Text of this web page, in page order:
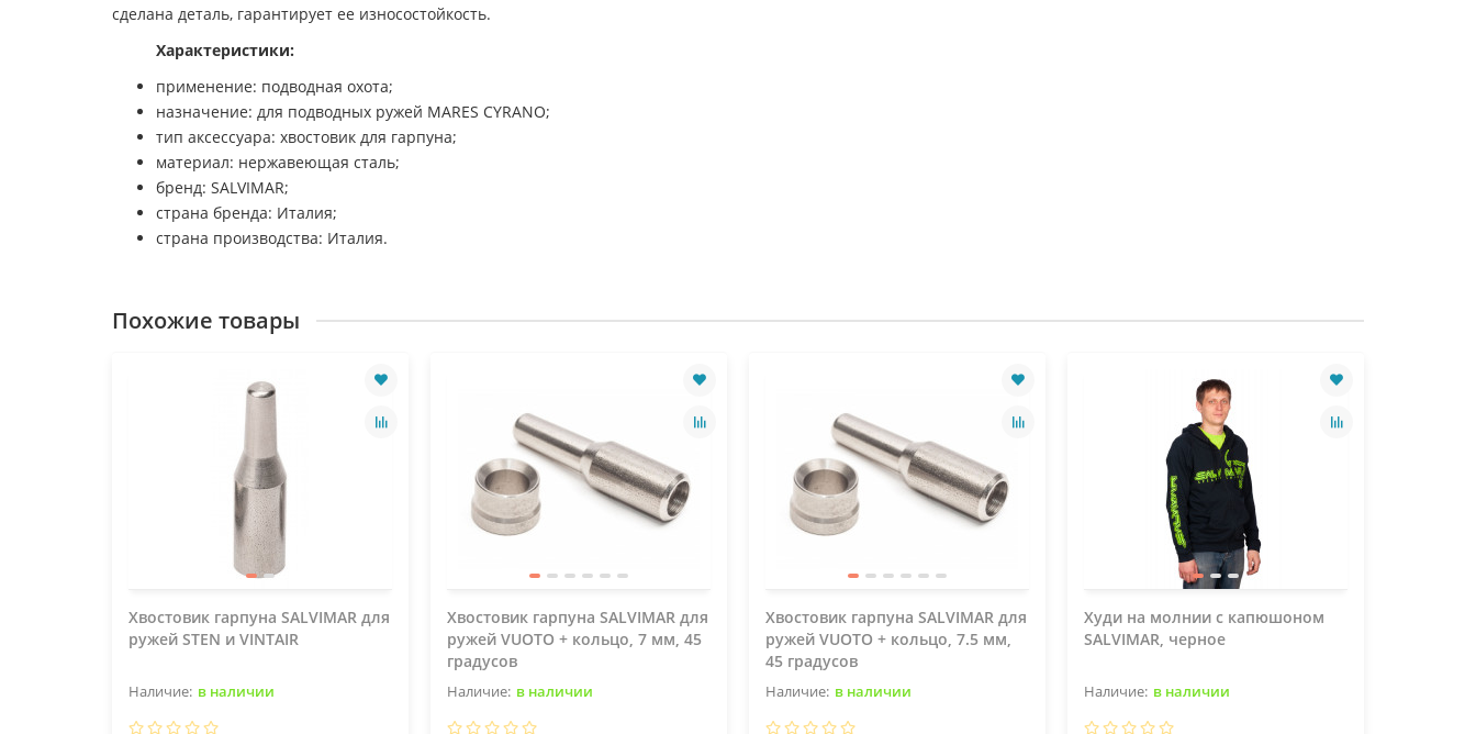
сделана деталь, гарантирует ее износостойкость.
Характеристики:
применение: подводная охота;
назначение: для подводных ружей MARES CYRANO;
тип аксессуара: хвостовик для гарпуна;
материал: нержавеющая сталь;
бренд: SALVIMAR;
страна бренда: Италия;
страна производства: Италия.
Похожие товары
Хвостовик гарпуна SALVIMAR для
ружей STEN и VINTAIR
в наличии
Хвостовик гарпуна SALVIMAR для
ружей VUOTO + кольцо, 7 мм, 45
градусов
в наличии
Хвостовик гарпуна SALVIMAR для
ружей VUOTO + кольцо, 7.5 мм,
45 градусов
в наличии
Худи на молнии с капюшоном
SALVIMAR, черное
в наличии